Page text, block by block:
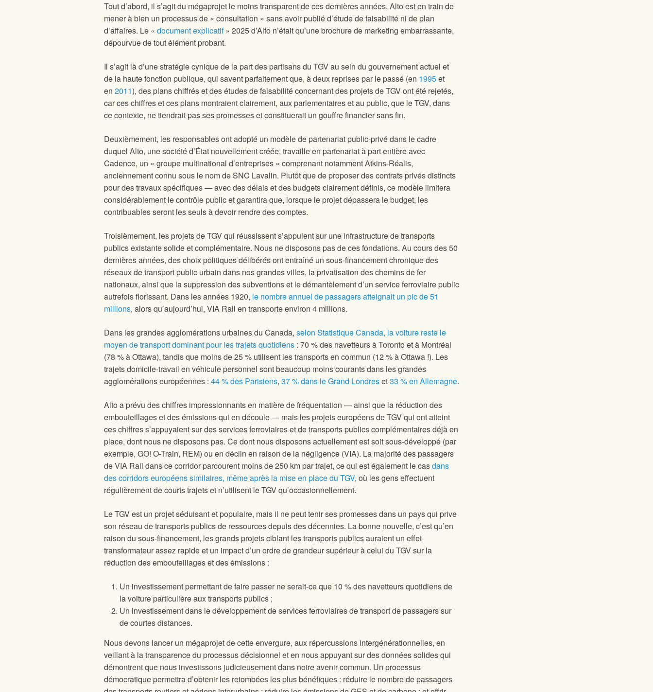
Tout d’abord, il s’agit du mégaprojet le moins transparent de ces dernières années. Alto est en train de
mener à bien un processus de « consultation » sans avoir publié d’étude de faisabilité ni de plan
d’affaires. Le « document explicatif» 2025 d’Alto n’était qu’une brochure de marketing embarrassante,
dépourvue de tout élément probant.
Il s’agit là d’une stratégie cynique de la part des partisans du TGV au sein du gouvernement actuel et
de la haute fonction publique, qui savent parfaitement que, à deux reprises par le passé (en 1995et
en 2011), des plans chiffrés et des études de faisabilité concernant des projets de TGV ont été rejetés,
car ces chiffres et ces plans montraient clairement, aux parlementaires et au public, que le TGV, dans
ce contexte, ne tiendrait pas ses promesses et constituerait un gouffre financier sans fin.
Deuxièmement, les responsables ont adopté un modèle de partenariat public-privé dans le cadre
duquel Alto, une société d’État nouvellement créée, travaille en partenariat à part entière avec
Cadence, un « groupe multinational d’entreprises » comprenant notamment Atkins-Réalis,
anciennement connu sous le nom de SNC Lavalin. Plutôt que de proposer des contrats privés distincts
pour des travaux spécifiques — avec des délais et des budgets clairement définis, ce modèle limitera
considérablement le contrôle public et garantira que, lorsque le projet dépassera le budget, les
contribuables seront les seuls à devoir rendre des comptes.
Troisièmement, les projets de TGV qui réussissent s’appuient sur une infrastructure de transports
publics existante solide et complémentaire. Nous ne disposons pas de ces fondations. Au cours des 50
dernières années, des choix politiques délibérés ont entraîné un sous-financement chronique des
réseaux de transport public urbain dans nos grandes villes, la privatisation des chemins de fer
nationaux, ainsi que la suppression des subventions et le démantèlement d’un service ferroviaire public
autrefois florissant. Dans les années 1920, le nombre annuel de passagers atteignait un pic de 51
millions, alors qu’aujourd’hui, VIA Rail en transporte environ 4 millions.
Dans les grandes agglomérations urbaines du Canada, selon Statistique Canada, la voiture reste le
moyen de transport dominant pour les trajets quotidiens : 70 % des navetteurs à Toronto et à Montréal
(78 % à Ottawa), tandis que moins de 25 % utilisent les transports en commun (12 % à Ottawa !). Les
trajets domicile-travail en véhicule personnel sont beaucoup moins courants dans les grandes
agglomérations européennes : 44 % des Parisiens, 37 % dans le Grand Londreset33 % en Allemagne.
Alto a prévu des chiffres impressionnants en matière de fréquentation — ainsi que la réduction des
embouteillages et des émissions qui en découle — mais les projets européens de TGV qui ont atteint
ces chiffres s’appuyaient sur des services ferroviaires et de transports publics complémentaires déjà en
place, dont nous ne disposons pas. Ce dont nous disposons actuellement est soit sous-développé (par
exemple, GO! O-Train, REM) ou en déclin en raison de la négligence (VIA). La majorité des passagers
de VIA Rail dans ce corridor parcourent moins de 250 km par trajet, ce qui est également le casdans
des corridors européens similaires, même après la mise en place du TGV, où les gens effectuent
régulièrement de courts trajets et n’utilisent le TGV qu’occasionnellement.
Le TGV est un projet séduisant et populaire, mais il ne peut tenir ses promesses dans un pays qui prive
son réseau de transports publics de ressources depuis des décennies. La bonne nouvelle, c’est qu’en
raison du sous-financement, les grands projets ciblant les transports publics auraient un effet
transformateur assez rapide et un impact d’un ordre de grandeur supérieur à celui du TGV sur la
réduction des embouteillages et des émissions :
Un investissement permettant de faire passer ne serait-ce que 10 % des navetteurs quotidiens de
la voiture particulière aux transports publics ;
Un investissement dans le développement de services ferroviaires de transport de passagers sur
de courtes distances.
Nous devons lancer un mégaprojet de cette envergure, aux répercussions intergénérationnelles, en
veillant à la transparence du processus décisionnel et en nous appuyant sur des données solides qui
démontrent que nous investissons judicieusement dans notre avenir commun. Un processus
démocratique permettra d’obtenir les retombées les plus bénéfiques : réduire le nombre de passagers